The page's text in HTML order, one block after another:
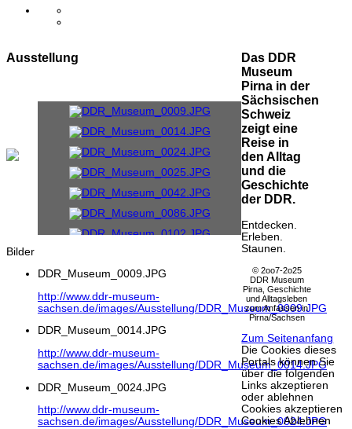
Ausstellung
Bilder
DDR_Museum_0009.JPG
http://www.ddr-museum-
sachsen.de/images/Ausstellung/DDR_Museum_0009.JPG
DDR_Museum_0014.JPG
http://www.ddr-museum-
sachsen.de/images/Ausstellung/DDR_Museum_0014.JPG
DDR_Museum_0024.JPG
http://www.ddr-museum-
sachsen.de/images/Ausstellung/DDR_Museum_0024.JPG
Das DDR
Museum
Pirna in der
Sächsischen
Schweiz
zeigt eine
Reise in
den Alltag
und die
Geschichte
der DDR.
Entdecken.
Erleben.
Staunen.
© 2oo7-2o25
DDR Museum
Pirna, Geschichte
und Alltagsleben
zum Anfassen in
Pirna/Sachsen
Zum Seitenanfang
Die Cookies dieses
Portals können Sie
über die folgenden
Links akzeptieren
oder ablehnen
Cookies akzeptieren
Cookies Ablehnen